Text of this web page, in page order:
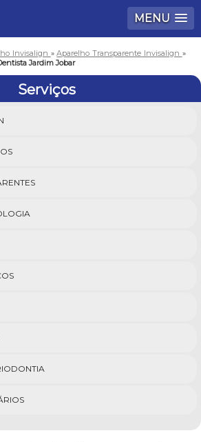
MENU
Invisalign »Aparelho Transparente Invisalign »
Jardim Jobar
Serviços